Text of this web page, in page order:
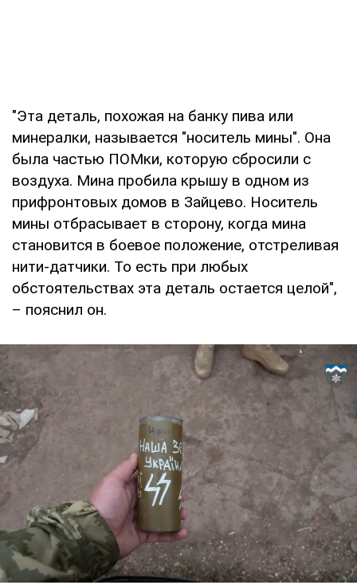
"Эта деталь, похожая на банку пива или
минералки, называется "носитель мины". Она
была частью ПОМки, которую сбросили с
воздуха. Мина пробила крышу в одном из
прифронтовых домов в Зайцево. Носитель
мины отбрасывает в сторону, когда мина
становится в боевое положение, отстреливая
нити-датчики. То есть при любых
обстоятельствах эта деталь остается целой",
– пояснил он.